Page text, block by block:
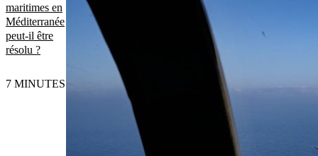
maritimes en
Méditerranée
peut-il être
résolu ?
7 MINUTES